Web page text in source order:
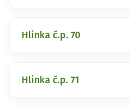
Hlinka č.p. 70
Hlinka č.p. 71